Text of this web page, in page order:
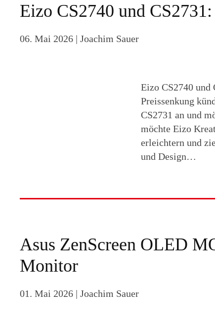
Eizo CS2740 und
06. Mai 2026 | Joachim Sauer
Eizo CS2740
Preissenkung
CS2731 an und
möchte Eizo
erleichtern und
und Design…
Asus ZenScreen OLED
Monitor
01. Mai 2026 | Joachim Sauer